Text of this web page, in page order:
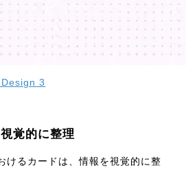
3
覚的に整理
けるカードは、情報を視覚的に整